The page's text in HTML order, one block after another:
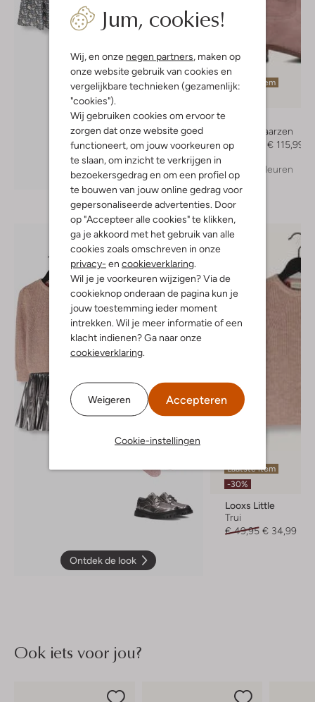
Jum, cookies!
Wij, en onze negen partners, maken op
onze website gebruik van cookies en
vergelijkbare technieken (gezamenlijk:
"cookies").
Wij gebruiken cookies om ervoor te
zorgen dat onze website goed
functioneert, om jouw voorkeuren op
te slaan, om inzicht te verkrijgen in
bezoekersgedrag en om een profiel op
te bouwen van jouw online gedrag voor
gepersonaliseerde advertenties. Door
op "Accepteer alle cookies" te klikken,
ga je akkoord met het gebruik van alle
cookies zoals omschreven in onze
privacy- en cookieverklaring.
Wil je je voorkeuren wijzigen? Via de
cookieknop onderaan de pagina kun je
jouw toestemming ieder moment
intrekken. Wil je meer informatie of een
klacht indienen? Ga naar onze
cookieverklaring.
Weigeren Accepteren
Cookie-instellingen
Ontdek de look
Laatste item
Clic!
Cowboylaarzen
€ 144,95
€ 115,99
+ meer kleuren
Ontdek de look
Laatste item
-30%
Looxs Little
Trui
€ 49,95 € 34,99
Ook iets voor jou?